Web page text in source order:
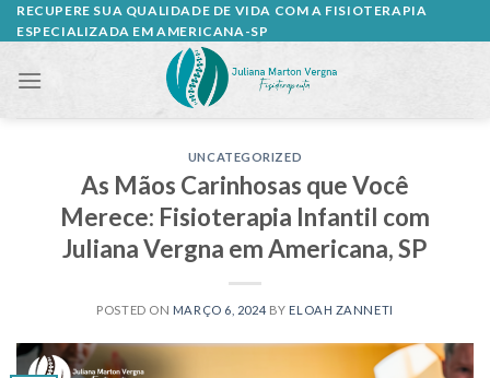
Skip
to
RECUPERE SUA QUALIDADE DE VIDA COM A FISIOTERAPIA
ESPECIALIZADA EM AMERICANA-SP
UNCATEGORIZED
As Mãos Carinhosas que Você
Merece: Fisioterapia Infantil com
Juliana Vergna em Americana, SP
POSTED ON MARÇO 6, 2024 BY ELOAH ZANNETI